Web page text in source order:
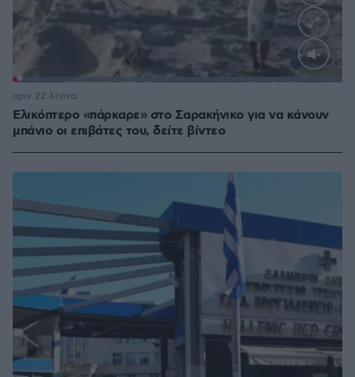
Loaded:
Ελικόπτερο «πάρκαρε» στο Σαρακήνικο για να κάνουν
μπάνιο οι επιβάτες του, δείτε βίντεο
πριν 22 λεπτά